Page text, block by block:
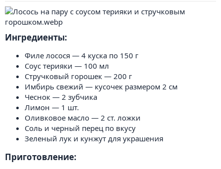
Ингредиенты:​
Филе лосося — 4 куска по 150 г
Соус терияки — 100 мл
Стручковый горошек — 200 г
Имбирь свежий — кусочек размером 2 см
Чеснок — 2 зубчика
Лимон — 1 шт.
Оливковое масло — 2 ст. ложки
Соль и черный перец по вкусу
Зеленый лук и кунжут для украшения
Приготовление:​